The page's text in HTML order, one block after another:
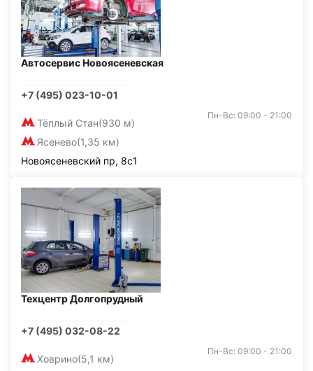
Автосервис Новоясеневская
+7 (495) 023-10-01
Тёплый Стан(930 м)
Ясенево(1,35 км)
Пн-Вс: 09:00 - 21:00
Новоясеневский пр, 8с1
Техцентр Долгопрудный
+7 (495) 032-08-22
Ховрино(5,1 км)
Пн-Вс: 09:00 - 21:00